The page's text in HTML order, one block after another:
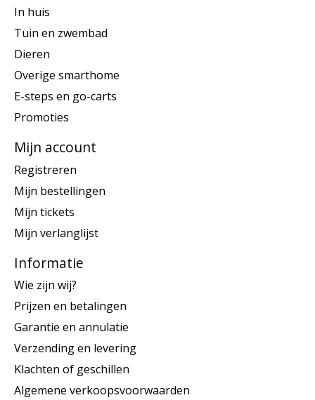
In huis
Tuin en zwembad
Dieren
Overige smarthome
E-steps en go-carts
Promoties
Mijn account
Registreren
Mijn bestellingen
Mijn tickets
Mijn verlanglijst
Informatie
Wie zijn wij?
Prijzen en betalingen
Garantie en annulatie
Verzending en levering
Klachten of geschillen
Algemene verkoopsvoorwaarden